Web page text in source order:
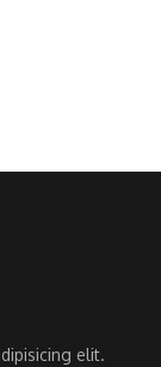
elit.